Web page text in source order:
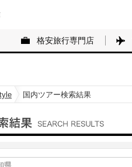
格安旅行専門店
国内ツアー検索結果